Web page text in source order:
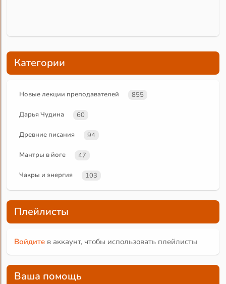
Категории
Новые лекции преподавателей 855
Дарья Чудина 60
Древние писания 94
Мантры в йоге 47
Чакры и энергия 103
Плейлисты
Войдите в аккаунт, чтобы использовать плейлисты
Ваша помощь